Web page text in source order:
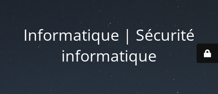
Informatique | Sécurité
informatique